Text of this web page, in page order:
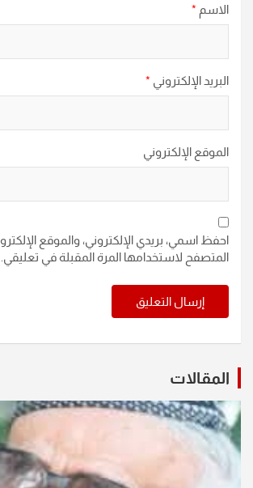
الاسم *
البريد الإلكتروني *
الموقع الإلكتروني
احفظ اسمي، بريدي الإلكتروني، والموقع
المتصفح لاستخدامها المرة المقبلة في تعليقي.
المقالات